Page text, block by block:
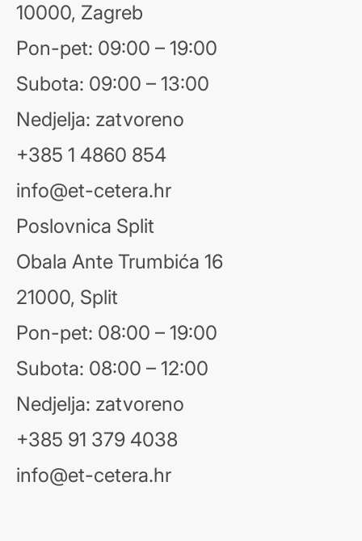
10000, Zagreb
Pon-pet: 09:00 – 19:00
Subota: 09:00 – 13:00
Nedjelja: zatvoreno
+385 1 4860 854
info@et-cetera.hr
Poslovnica Split
Obala Ante Trumbića 16
21000, Split
Pon-pet: 08:00 – 19:00
Subota: 08:00 – 12:00
Nedjelja: zatvoreno
+385 91 379 4038
info@et-cetera.hr